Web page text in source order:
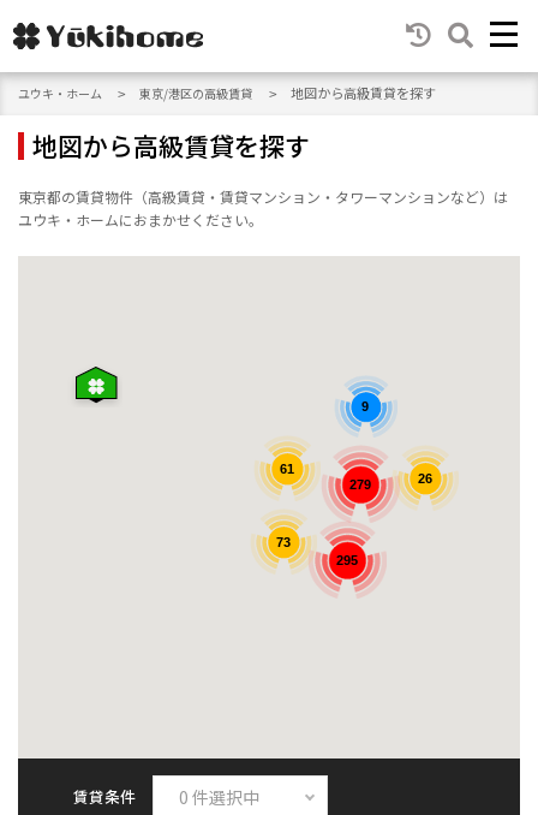
ユウキ・ホーム 東京/港区の高級賃貸 地図から高級賃貸を探す
地図から高級賃貸を探す
東京都の賃貸物件（高級賃貸・賃貸マンション・タワーマンションなど）は
ユウキ・ホームにおまかせください。
295
279
73
26
61
9
賃貸条件 0 件選択中